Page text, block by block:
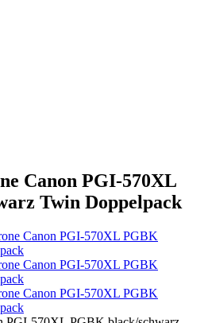
Canon PGI-570XL
Twin Doppelpack